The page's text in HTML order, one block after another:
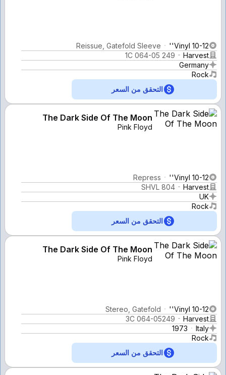
Vinyl 10-12''
Reissue, Gatefold Sleeve
Harvest
1C 064-05 249
Germany
Rock
التحقق من السعر
The Dark Side Of The Moon
Pink Floyd
Vinyl 10-12''
Repress
Harvest
SHVL 804
UK
Rock
التحقق من السعر
The Dark Side Of The Moon
Pink Floyd
Vinyl 10-12''
Stereo, Gatefold
Harvest
3C 064-05249
Italy
1973
Rock
التحقق من السعر